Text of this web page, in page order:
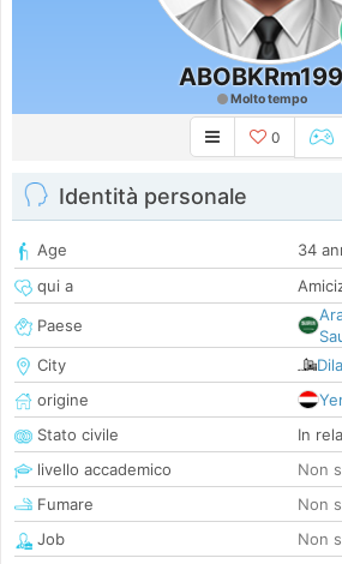
Molto tempo
0
Identità personale
Age
34
qui a
Paese
City
origine
Stato civile
In
livello accademico
Non
Fumare
Non
Job
Non